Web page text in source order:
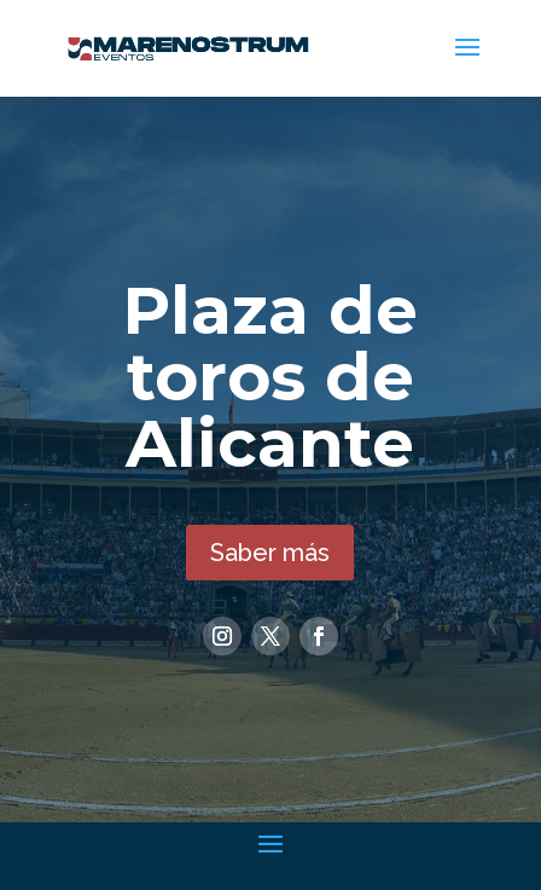
Plaza de
toros de
Alicante
Saber más